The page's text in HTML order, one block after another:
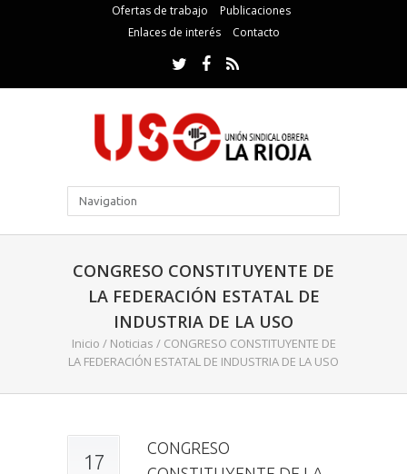
Ofertas de trabajo
Publicaciones
Enlaces de interés
Contacto
CONGRESO CONSTITUYENTE DE
LA FEDERACIÓN ESTATAL DE
INDUSTRIA DE LA USO
Inicio / Noticias / CONGRESO CONSTITUYENTE DE
LA FEDERACIÓN ESTATAL DE INDUSTRIA DE LA USO
17
CONGRESO